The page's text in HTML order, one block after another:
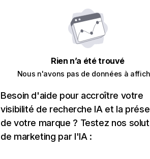
Rien n’a été trouvé
Nous n'avons pas de données à
Besoin d'aide pour accroître votre
visibilité de recherche IA et la
de votre marque ? Testez nos
de marketing par l'IA :